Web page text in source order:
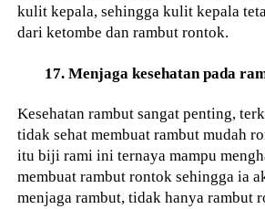
kulit kepala, sehingga kulit kepala
dari ketombe dan rambut rontok.
17. Menjaga kesehatan pada
Kesehatan rambut sangat penting,
tidak sehat membuat rambut mudah
itu biji rami ini ternaya mampu
membuat rambut rontok sehingga ia
menjaga rambut, tidak hanya rambut